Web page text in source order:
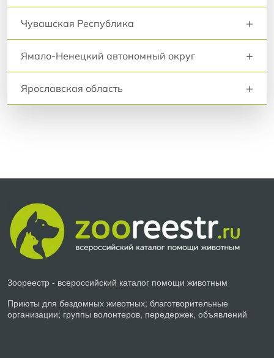
Чувашская Республика +
Ямало-Ненецкий автономный округ +
Ярославская область +
Зоореестр - всероссийский каталог помощи животным
Приюты для бездомных животных; благотворительные
организации; группы волонтеров, передержек, объявлений